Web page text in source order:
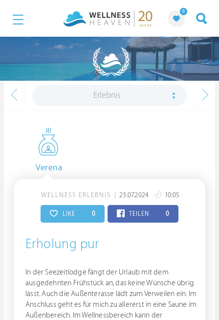
0
Erlebnis
Verena
WELLNESS ERLEBNIS 23.07.2024 10:05
LIKE 0 TEILEN 0
Erholung pur
In der Seezeitlodge fängt der Urlaub mit dem
ausgedehnten Frühstück an, das keine Wünsche übrig
lässt. Auch die Außenterasse lädt zum Verweilen ein. Im
Anschluss geht es für mich zu allererst in eine Saune im
Außenbereich. Im Wellnessbereich kann der